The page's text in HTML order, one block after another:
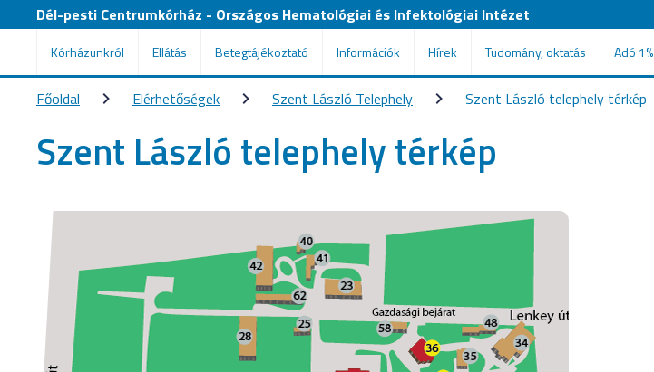
Dél-pesti Centrumkórház - Országos Hematológiai és Infektológiai Intézet
Kórházunkról Ellátás Betegtájékoztató Információk Hírek Tudomány, oktatás Adó 1%
Főoldal Elérhetőségek Szent László Telephely Szent László telephely térkép
Szent László telephely térkép